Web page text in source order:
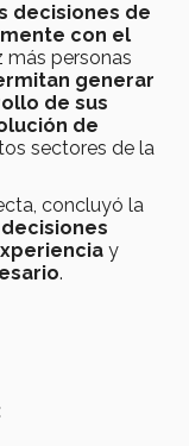
decisiones de
con el
más personas
generar
de sus
de
sectores de la
concluyó la
y
.